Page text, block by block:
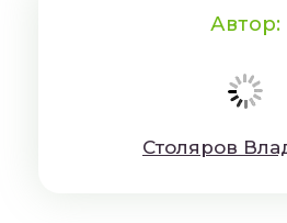
Автор:
Cтoляpoв